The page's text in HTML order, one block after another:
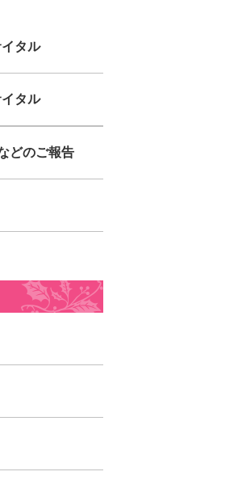
タル
タル
どのご報告